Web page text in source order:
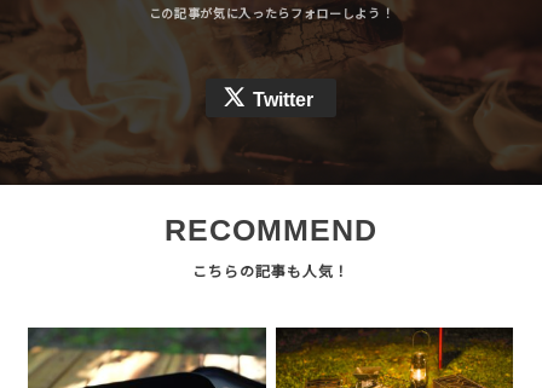
Twitter
RECOMMEND